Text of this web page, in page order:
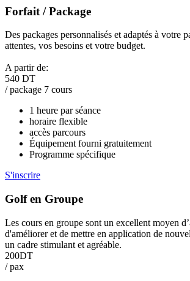
Forfait / Package
Des packages personnalisés et adaptés à votre
attentes, vos besoins et votre budget.
A partir de:
540 DT
/ package 7 cours
1 heure par séance
horaire flexible
accès parcours
Équipement fourni gratuitement
Programme spécifique
S'inscrire
Golf en Groupe
Les cours en groupe sont un excellent moyen
d'améliorer et de mettre en application de
un cadre stimulant et agréable.
200DT
/ pax